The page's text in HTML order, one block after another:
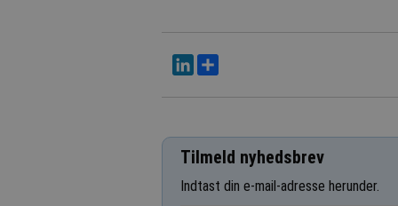
LinkedIn
Tilmeld nyhedsbrev
Indtast din e-mail-adresse herunder.